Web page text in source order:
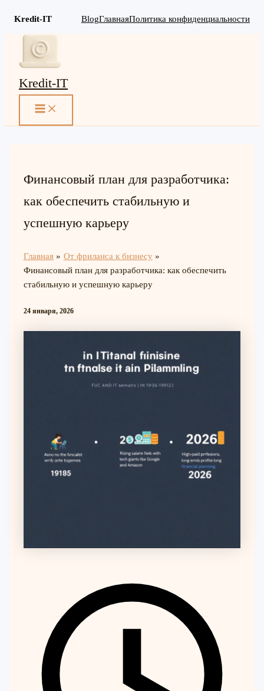
Kredit-IT BlogГлавнаяПолитика конфиденциальности
Перейти
содержимому
Kredit-IT
MAIN
Финансовый план для разработчика:
как обеспечить стабильную и
успешную карьеру
Главная
От фриланса к бизнесу
Финансовый план для разработчика: как обеспечить
стабильную и успешную карьеру
24 января, 2026